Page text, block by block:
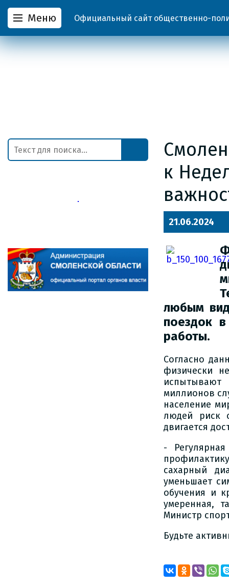
Меню Официальный сайт общественно-
к
21.06.2024
любым
поездок
работы.
Согласно
физически
миллионов
население
людей риск
двигается
-
сахарный
уменьшает
обучения и
умеренная,
Министр
Будьте